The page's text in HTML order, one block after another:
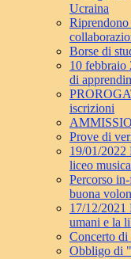
Ucraina
Borse di
10 febbraio
di
iscrizioni
Prove di
19/01/2022
liceo
Percorso
buona
17/12/
umani e la
Concerto di
Obbligo di